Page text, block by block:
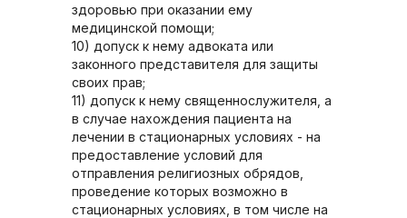
здоровью при оказании ему
медицинской помощи;
10) допуск к нему адвоката или
законного представителя для защиты
своих прав;
11) допуск к нему священнослужителя, а
в случае нахождения пациента на
лечении в стационарных условиях - на
предоставление условий для
отправления религиозных обрядов,
проведение которых возможно в
стационарных условиях, в том числе на